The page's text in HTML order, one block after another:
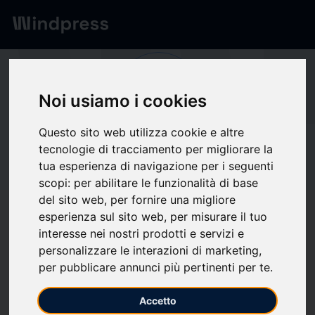
Noi usiamo i cookies
Questo sito web utilizza cookie e altre
tecnologie di tracciamento per migliorare la
tua esperienza di navigazione per i seguenti
scopi: per abilitare le funzionalità di base
del sito web, per fornire una migliore
esperienza sul sito web, per misurare il tuo
interesse nei nostri prodotti e servizi e
personalizzare le interazioni di marketing,
per pubblicare annunci più pertinenti per te.
Accetto
Network/Society
Po
Not verified
Point C
favorite Follow updates
What we write about
Associations / Professional HealthImprese